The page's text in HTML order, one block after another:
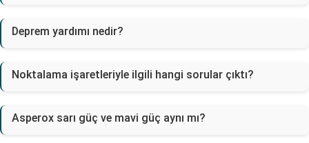
Deprem yardımı nedir?
Noktalama işaretleriyle ilgili hangi sorular çıktı?
Asperox sarı güç ve mavi güç aynı mı?